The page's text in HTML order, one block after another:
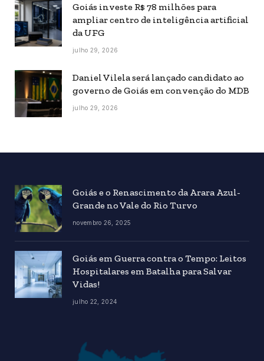
Goiás investe R$ 78 milhões para
ampliar centro de inteligência artificial
da UFG
julho 29, 2026
Daniel Vilela será lançado candidato ao
governo de Goiás em convenção do MDB
julho 29, 2026
Goiás e o Renascimento da Arara Azul-
Grande no Vale do Rio Turvo
novembro 26, 2025
Goiás em Guerra contra o Tempo: Leitos
Hospitalares em Batalha para Salvar
Vidas!
julho 22, 2024